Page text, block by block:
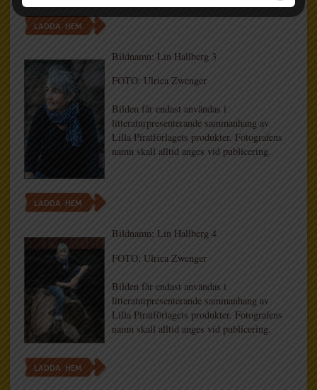
LADDA HEM
LADDA HEM
Bildnamn: Lin Hallberg 3
FOTO: Ulrica Zwenger
Bilden får endast användas i
litteraturpresenterande sammanhang av
Lilla Piratförlagets produkter. Fotografens
namn skall alltid anges vid publicering.
LADDA HEM
Bildnamn: Lin Hallberg 4
FOTO: Ulrica Zwenger
Bilden får endast användas i
litteraturpresenterande sammanhang av
Lilla Piratförlagets produkter. Fotografens
namn skall alltid anges vid publicering.